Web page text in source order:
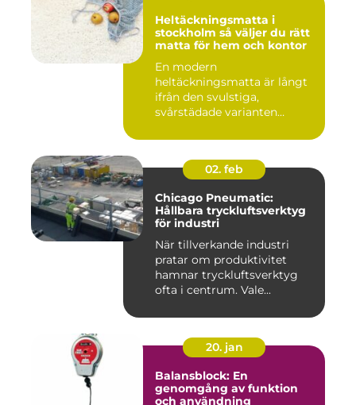
Heltäckningsmatta i
stockholm så väljer du rätt
matta för hem och kontor
En modern
heltäckningsmatta är långt
ifrån den svulstiga,
svårstädade varianten
02. feb
Chicago Pneumatic:
Hållbara tryckluftsverktyg
för industri
När tillverkande industri
pratar om produktivitet
hamnar tryckluftsverktyg
ofta i centrum. Vale...
20. jan
Balansblock: En
genomgång av funktion
och användning